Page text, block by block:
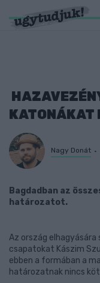
KATONÁKAT
Nagy Donát
Bagdadban az
határozatot.
Az ország
csapatokat Kászim
ebben a formában a
határozatnak nincs